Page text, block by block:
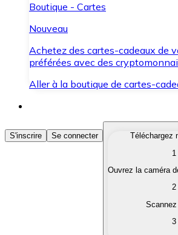
Boutique - Cartes
Nouveau
Achetez des cartes-cadeaux de
préférées avec des
Aller à la boutique de cartes-
Acheter des Cryptomonnaies
Achetez les cryptomonnaies
Convertissez vos
S'inscrire Se connecter
Téléchargez
1
Ouvrez la caméra
2
Scannez
3